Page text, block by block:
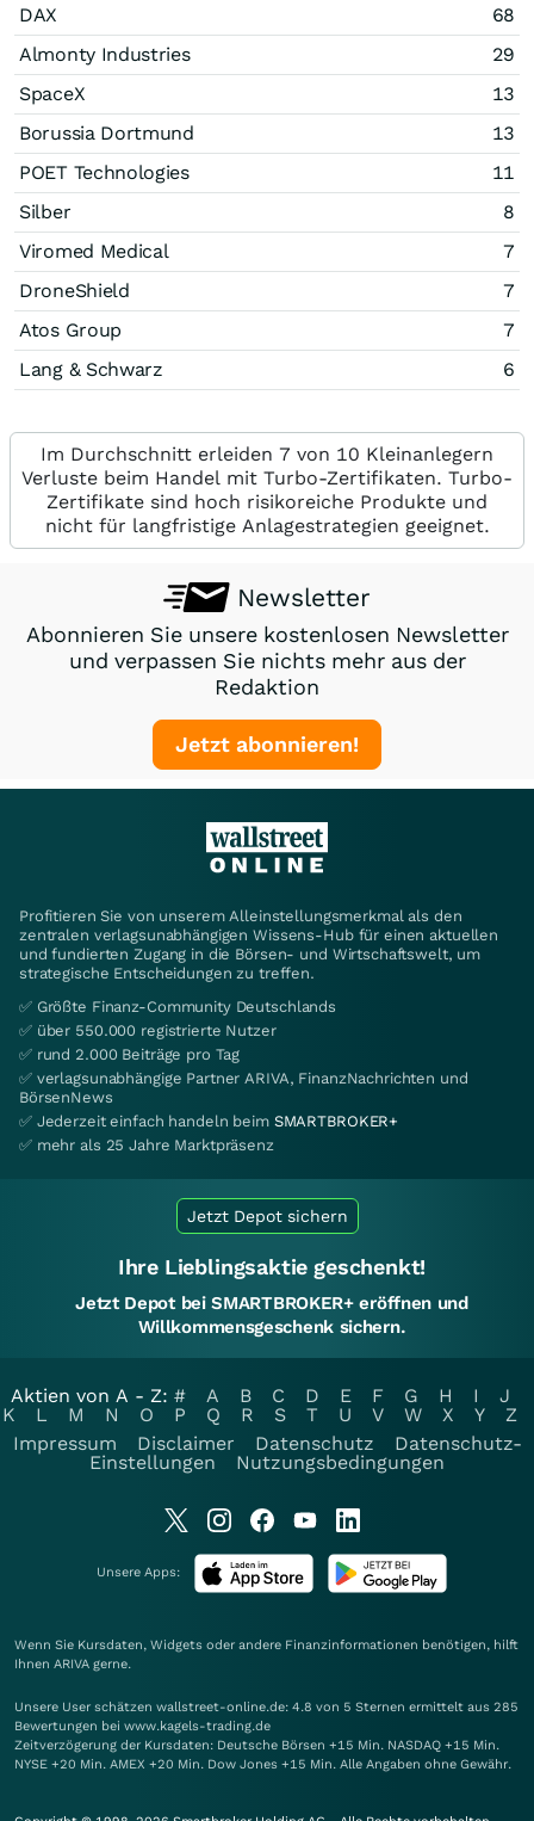
DAX
68
Almonty Industries
29
SpaceX
13
Borussia Dortmund
13
POET Technologies
11
Silber
8
Viromed Medical
7
DroneShield
7
Atos Group
7
Lang & Schwarz
6
Im Durchschnitt erleiden 7 von 10 Kleinanlegern
Verluste beim Handel mit Turbo-Zertifikaten. Turbo-
Zertifikate sind hoch risikoreiche Produkte und
nicht für langfristige Anlagestrategien geeignet.
Newsletter
Abonnieren Sie unsere kostenlosen Newsletter
und verpassen Sie nichts mehr aus der
Redaktion
Jetzt abonnieren!
Profitieren Sie von unserem Alleinstellungsmerkmal als den
zentralen verlagsunabhängigen Wissens-Hub für einen aktuellen
und fundierten Zugang in die Börsen- und Wirtschaftswelt, um
strategische Entscheidungen zu treffen.
✅ Größte Finanz-Community Deutschlands
✅ über 550.000 registrierte Nutzer
✅ rund 2.000 Beiträge pro Tag
✅ verlagsunabhängige Partner ARIVA, FinanzNachrichten und
BörsenNews
✅ Jederzeit einfach handeln beim SMARTBROKER+
✅ mehr als 25 Jahre Marktpräsenz
Jetzt Depot sichern
Ihre Lieblingsaktie geschenkt!
Jetzt Depot bei SMARTBROKER+ eröffnen und
Willkommensgeschenk sichern.
Aktien von A - Z: # A B C D E F G H I
J
K
L M N O P Q R S T U V W X Y
Z
Impressum
Disclaimer Datenschutz
Datenschutz-
Einstellungen
Nutzungsbedingungen
Unsere Apps:
Wenn Sie Kursdaten, Widgets oder andere Finanzinformationen benötigen, hilft
Ihnen ARIVA gerne.
Unsere User schätzen wallstreet-online.de: 4.8 von 5 Sternen ermittelt aus 285
Bewertungen bei www.kagels-trading.de
Zeitverzögerung der Kursdaten: Deutsche Börsen +15 Min. NASDAQ +15 Min.
NYSE +20 Min. AMEX +20 Min. Dow Jones +15 Min. Alle Angaben ohne Gewähr.